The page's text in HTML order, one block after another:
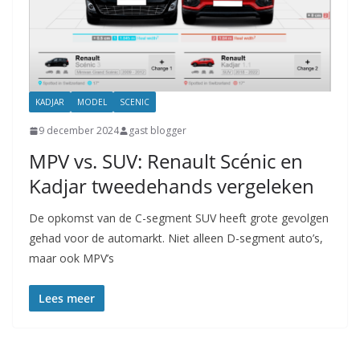
KADJAR MODEL SCENIC
9 december 2024 gast blogger
MPV vs. SUV: Renault Scénic en
Kadjar tweedehands vergeleken
De opkomst van de C-segment SUV heeft grote gevolgen
gehad voor de automarkt. Niet alleen D-segment auto’s,
maar ook MPV’s
Lees meer